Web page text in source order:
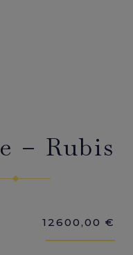
– Rubis
12600,00 €